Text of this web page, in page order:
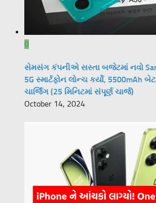
0
સેમસંગ કંપનીએ સસ્તા બજેટમાં નવો
5G સ્માર્ટફોન લોન્ચ કર્યો, 5500mAh
ચાર્જિંગ (25 મિનિટમાં સંપૂર્ણ ચાર્જ)
October 14, 2024